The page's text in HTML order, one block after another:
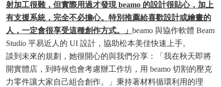
射加工很難，但實際用過才發現 beamo 的設計很貼心，加上
有支援系統，完全不必擔心。特別推薦給喜歡設計或繪畫的
人，一定會很享受這種創作方式。」 beamo 與協作軟體 Beam
Studio 平易近人的 UI 設計，協助松本美佳快速上手。
談到未來的規劃，她很開心的與我們分享：「我在秋天即將
開實體店，到時候也會考慮辦工作坊，用 beamo 切割的壓克
力零件讓大家自己組合創作。」秉持著材料循環利用的理